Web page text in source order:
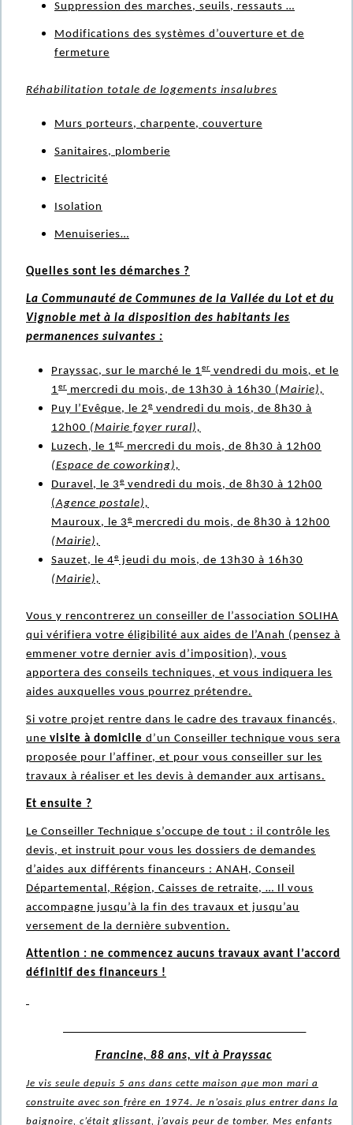
Suppression des marches, seuils, ressauts …
Modifications des systèmes d’ouverture et de
fermeture
Réhabilitation totale de logements insalubres
Murs porteurs, charpente, couverture
Sanitaires, plomberie
Electricité
Isolation
Menuiseries…
Quelles sont les démarches ?
La Communauté de Communes de la Vallée du Lot et du
Vignoble met à la disposition des habitants les
permanences suivantes :
Prayssac, sur le marché le 1er vendredi du mois, et le
1er mercredi du mois, de 13h30 à 16h30 (Mairie),
Puy l’Evêque, le 2e vendredi du mois, de 8h30 à
12h00 (Mairie foyer rural),
Luzech, le 1er mercredi du mois, de 8h30 à 12h00
(Espace de coworking),
Duravel, le 3e vendredi du mois, de 8h30 à 12h00
(Agence postale),
Mauroux, le 3e mercredi du mois, de 8h30 à 12h00
(Mairie),
Sauzet, le 4e jeudi du mois, de 13h30 à 16h30
(Mairie),
Vous y rencontrerez un conseiller de l’association SOLIHA
qui vérifiera votre éligibilité aux aides de l’Anah (pensez à
emmener votre dernier avis d’imposition), vous
apportera des conseils techniques, et vous indiquera les
aides auxquelles vous pourrez prétendre.
Si votre projet rentre dans le cadre des travaux financés,
une visite à domicile d’un Conseiller technique vous sera
proposée pour l’affiner, et pour vous conseiller sur les
travaux à réaliser et les devis à demander aux artisans.
Et ensuite ?
Le Conseiller Technique s’occupe de tout : il contrôle les
devis, et instruit pour vous les dossiers de demandes
d’aides aux différents financeurs : ANAH, Conseil
Départemental, Région, Caisses de retraite, … Il vous
accompagne jusqu’à la fin des travaux et jusqu’au
versement de la dernière subvention.
Attention : ne commencez aucuns travaux avant l’accord
définitif des financeurs !
Francine, 88 ans, vit à Prayssac
Je vis seule depuis 5 ans dans cette maison que mon mari a
construite avec son frère en 1974. Je n’osais plus entrer dans la
baignoire, c’était glissant, j’avais peur de tomber. Mes enfants